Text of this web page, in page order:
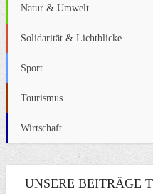
Natur & Umwelt
Solidarität & Lichtblicke
Sport
Tourismus
Wirtschaft
UNSERE BEITRÄGE